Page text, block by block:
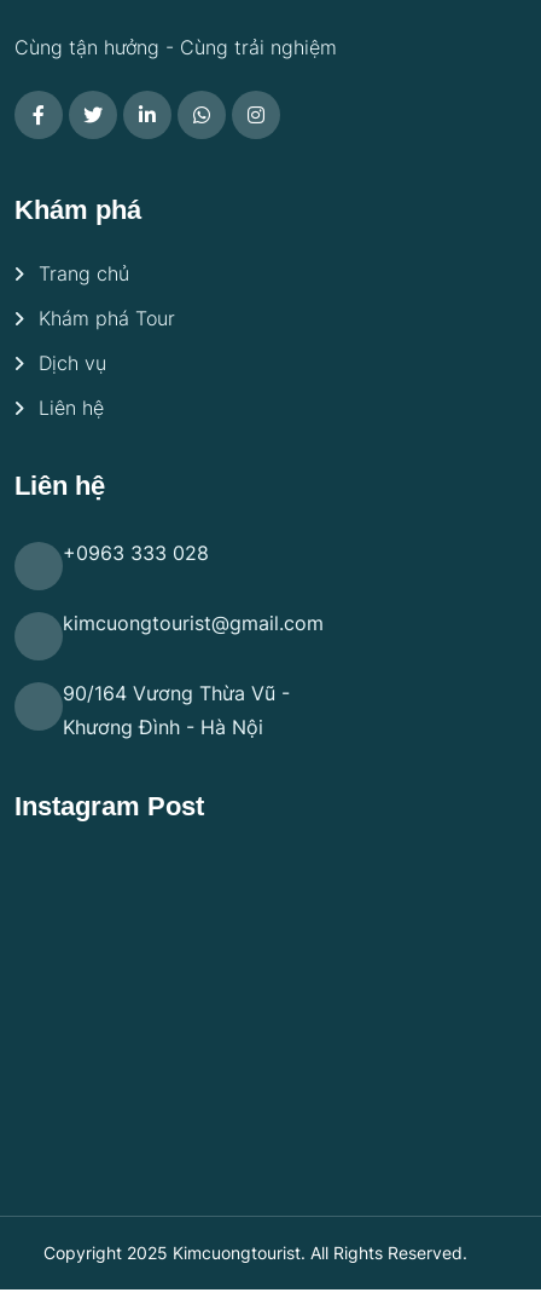
Cùng tận hưởng - Cùng trải nghiệm
Khám phá
Trang chủ
Khám phá Tour
Dịch vụ
Liên hệ
Liên hệ
+0963 333 028
kimcuongtourist@gmail.com
90/164 Vương Thừa Vũ -
Khương Đình - Hà Nội
Instagram Post
Copyright 2025 Kimcuongtourist. All Rights Reserved.